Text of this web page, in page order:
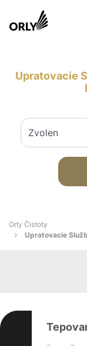
Upratovacie
Orly Čistoty
Upratovacie